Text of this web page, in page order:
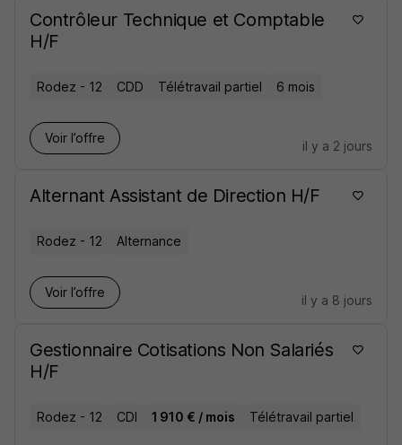
Contrôleur Technique et Comptable
H/F
Rodez - 12 CDD Télétravail partiel 6 mois
Voir l’offre
il y a 2 jours
Alternant Assistant de Direction H/F
Rodez - 12 Alternance
Voir l’offre
il y a 8 jours
Gestionnaire Cotisations Non Salariés
H/F
Rodez - 12 CDI 1 910 € / mois Télétravail partiel